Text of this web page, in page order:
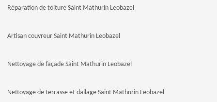
Réparation de toiture Saint Mathurin Leobazel
Artisan couvreur Saint Mathurin Leobazel
Nettoyage de façade Saint Mathurin Leobazel
Nettoyage de terrasse et dallage Saint Mathurin Leobazel